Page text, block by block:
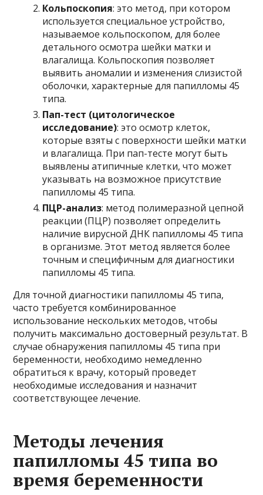
Кольпоскопия: это метод, при котором
используется специальное устройство,
называемое кольпоскопом, для более
детального осмотра шейки матки и
влагалища. Кольпоскопия позволяет
выявить аномалии и изменения слизистой
оболочки, характерные для папилломы 45
типа.
Пап-тест (цитологическое
исследование): это осмотр клеток,
которые взяты с поверхности шейки матки
и влагалища. При пап-тесте могут быть
выявлены атипичные клетки, что может
указывать на возможное присутствие
папилломы 45 типа.
ПЦР-анализ: метод полимеразной цепной
реакции (ПЦР) позволяет определить
наличие вирусной ДНК папилломы 45 типа
в организме. Этот метод является более
точным и специфичным для диагностики
папилломы 45 типа.
Для точной диагностики папилломы 45 типа,
часто требуется комбинированное
использование нескольких методов, чтобы
получить максимально достоверный результат. В
случае обнаружения папилломы 45 типа при
беременности, необходимо немедленно
обратиться к врачу, который проведет
необходимые исследования и назначит
соответствующее лечение.
Методы лечения
папилломы 45 типа во
время беременности